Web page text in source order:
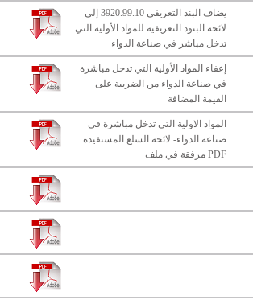
يضاف البند التعريفي 3920.99.10 إلى
لائحة البنود التعريفية للمواد الأولية التي
تدخل مباشر في صناعة الدواء
إعفاء المواد الأولية التي تدخل مباشرة
في صناعة الدواء من الضريبة على
القيمة المضافة
المواد الاولية التي تدخل مباشرة في
صناعة الدواء- لائحة السلع المستفيدة
مرفقة في ملف PDF